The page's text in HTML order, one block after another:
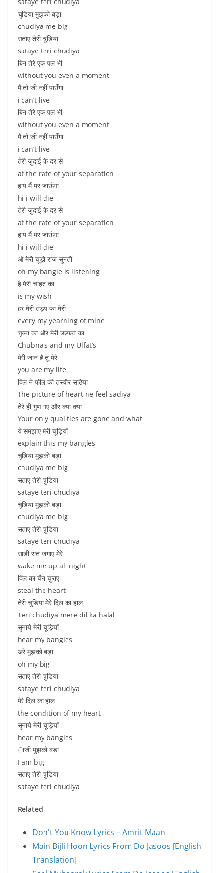
चुडिया मुझको बड़ा
chudiya me big
सताए तेरी चुडिया
sataye teri chudiya
बिन तेरे एक पल भी
without you even a moment
मैं तो जी नहीं पाउँगा
i can’t live
बिन तेरे एक पल भी
without you even a moment
मैं तो जी नहीं पाउँगा
i can’t live
तेरी जुदाई के दर से
at the rate of your separation
हाय मैं मर जाऊंगा
hi i will die
तेरी जुदाई के दर से
at the rate of your separation
हाय मैं मर जाऊंगा
hi i will die
ओ मेरी चूड़ी राज सुनती
oh my bangle is listening
है मेरी चाहत का
is my wish
हर मेरी तड़प का मेरी
every my yearning of mine
चुब्ना का और मेरी उल्फत का
Chubna’s and my Ulfat’s
मेरी जान है तू मेरे
you are my life
दिल ने फील की तस्वीर सठिया
The picture of heart ne feel sadiya
तेरे ही गुण गए और क्या क्या
Your only qualities are gone and what
ये समझाए मेरी चूड़ियाँ
explain this my bangles
चुडिया मुझको बड़ा
chudiya me big
सताए तेरी चुडिया
sataye teri chudiya
चुडिया मुझको बड़ा
chudiya me big
सताए तेरी चुडिया
sataye teri chudiya
साडी रात जगाए मेरे
wake me up all night
दिल का चैन चुराए
steal the heart
तेरी चुडिया मेरे दिल का हाल
Teri chudiya mere dil ka halal
सुनाये मेरी चूड़ियाँ
hear my bangles
अरे मुझको बड़ा
oh my big
सताए तेरी चुडिया
sataye teri chudiya
मेरे दिल का हाल
the condition of my heart
सुनाये मेरी चूड़ियाँ
hear my bangles
ाजी मुझको बड़ा
I am big
सताए तेरी चुडिया
sataye teri chudiya
Related:
Don't You Know Lyrics – Amrit Maan
Main Bijli Hoon Lyrics From Do Jasoos [English
Translation]